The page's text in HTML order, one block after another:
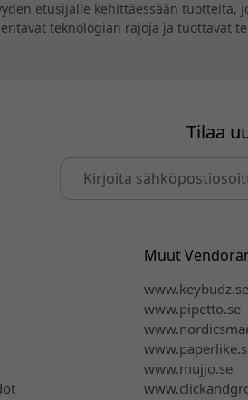
etusijalle kehittäessään
teknologian rajoja ja tuottavat
Tilaa
Muut
www.keybudz.se
www.pipetto.se
www.mujjo.se